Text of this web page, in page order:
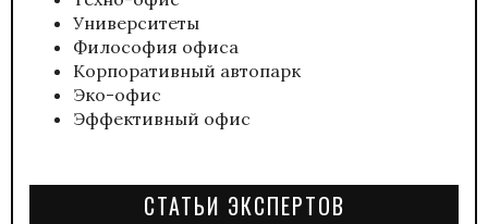
Университеты
Философия офиса
Корпоративный автопарк
Эко-офис
Эффективный офис
СТАТЬИ ЭКСПЕРТОВ